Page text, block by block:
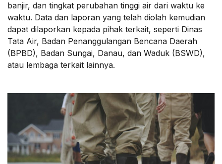
banjir, dan tingkat perubahan tinggi air dari waktu ke
waktu. Data dan laporan yang telah diolah kemudian
dapat dilaporkan kepada pihak terkait, seperti Dinas
Tata Air, Badan Penanggulangan Bencana Daerah
(BPBD), Badan Sungai, Danau, dan Waduk (BSWD),
atau lembaga terkait lainnya.